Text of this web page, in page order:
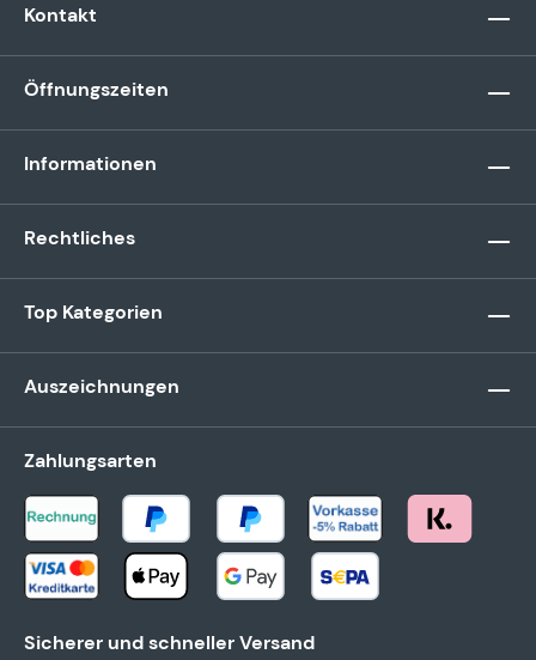
Kontakt
Öffnungszeiten
Informationen
Rechtliches
Top Kategorien
Auszeichnungen
Zahlungsarten
Sicherer und schneller Versand